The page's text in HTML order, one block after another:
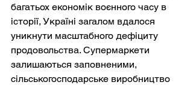
багатьох економік воєнного часу в
історії, Україні загалом вдалося
уникнути масштабного дефіциту
продовольства. Супермаркети
залишаються заповненими,
сільськогосподарське виробництво